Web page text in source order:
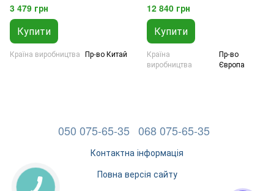
3 479 грн
Купити
Країна виробництва Пр-во Китай
12 840 грн
Купити
Країна
виробництва
Пр-во
Європа
050 075-65-35 068 075-65-35
Контактна інформація
Повна версія сайту